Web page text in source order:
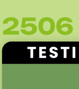
2506